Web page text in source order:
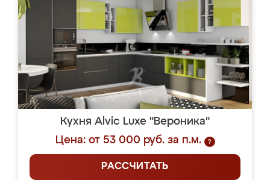
Кухня Alvic Luxe "Вероника"
Цена: от 53 000 руб. за п.м.
?
РАССЧИТАТЬ